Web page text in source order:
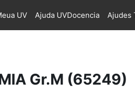
UV Ajuda UVDocencia Ajudes
Gr.M (65249)